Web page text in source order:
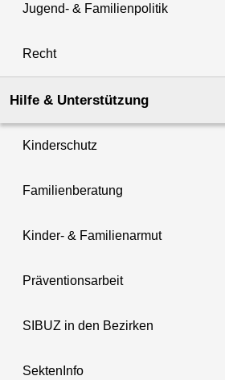
Jugend- & Familienpolitik
Recht
Hilfe & Unterstützung
Kinderschutz
Familienberatung
Kinder- & Familienarmut
Präventionsarbeit
SIBUZ in den Bezirken
SektenInfo